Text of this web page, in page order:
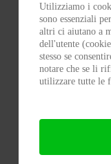
Utilizziamo i
sono essenziali
altri ci aiutano a
dell'utente
stesso se
notare che se li
utilizzare tutte le